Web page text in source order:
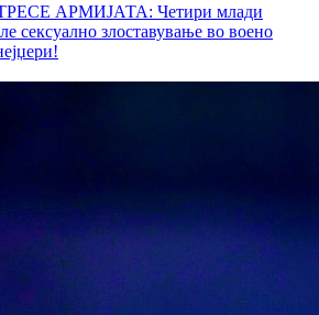
АРМИЈАТА: Четири млади
сексуално злоставување во воено